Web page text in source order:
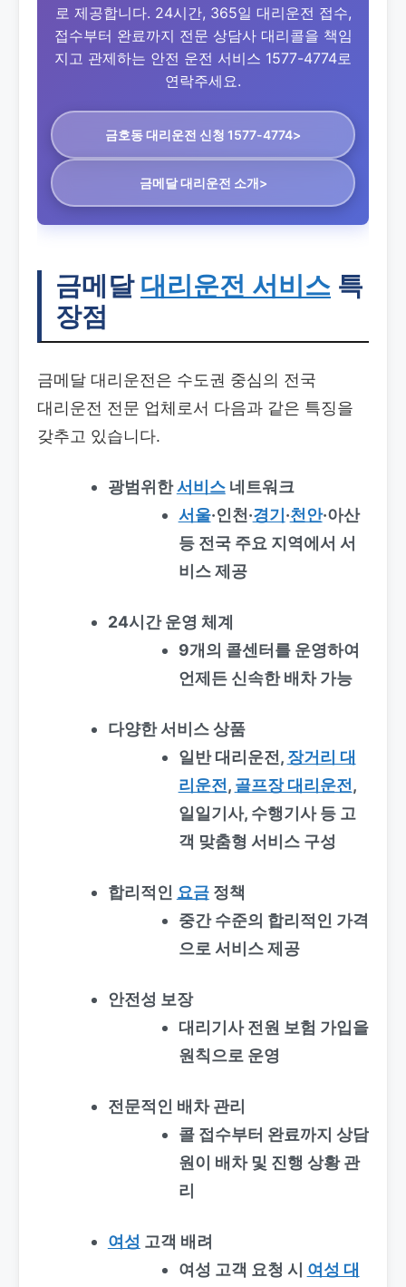
로 제공합니다. 24시간, 365일 대리운전 접수,
접수부터 완료까지 전문 상담사 대리콜을 책임
지고 관제하는 안전 운전 서비스 1577-4774로
연락주세요.
금호동 대리운전 신청 1577-4774>
금메달 대리운전 소개>
금메달 대리운전 서비스 특
장점
금메달 대리운전은 수도권 중심의 전국
대리운전 전문 업체로서 다음과 같은 특징을
갖추고 있습니다.
광범위한서비스네트워크
서울·인천·경기·천안·아산
등 전국 주요 지역에서 서
비스 제공
24시간 운영 체계
9개의 콜센터를 운영하여
언제든 신속한 배차 가능
다양한 서비스 상품
일반 대리운전, 장거리 대
리운전, 골프장 대리운전,
일일기사, 수행기사 등 고
객 맞춤형 서비스 구성
합리적인 요금정책
중간 수준의 합리적인 가격
으로 서비스 제공
안전성 보장
대리기사 전원 보험 가입을
원칙으로 운영
전문적인 배차 관리
콜 접수부터 완료까지 상담
원이 배차 및 진행 상황 관
리
여성 고객 배려
여성 고객 요청 시 여성 대